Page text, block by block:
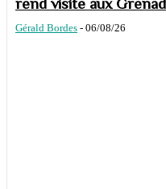
rend visite aux
Gérald Bordes - 06/08/26